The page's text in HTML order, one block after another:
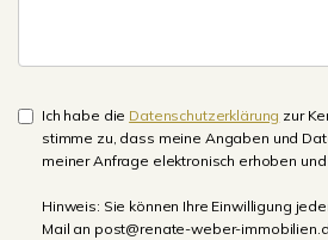
Ich habe die Datenschutzerklärung zur
stimme zu, dass meine Angaben und
meiner Anfrage elektronisch erhoben
Hinweis: Sie können Ihre Einwilligung
Mail an post@renate-weber-